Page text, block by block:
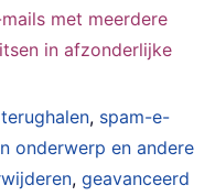
met meerdere
in afzonderlijke
, spam-e-
onderwerp en andere
,geavanceerd